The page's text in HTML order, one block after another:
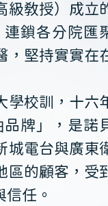
級教授）成立
鎖各分院匯
，堅持實實在
學校訓，十六
牌」，是諾
城電台與廣東
區的顧客，受
任。